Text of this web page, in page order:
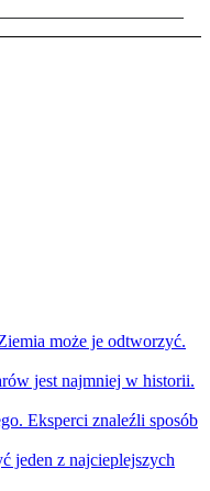
może je odtworzyć.
jest najmniej w historii.
Eksperci znaleźli sposób
jeden z najcieplejszych